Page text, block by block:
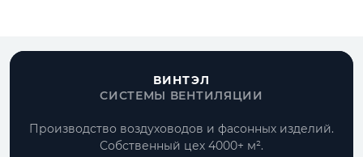
ВИНТЭЛ
СИСТЕМЫ ВЕНТИЛЯЦИИ
Производство воздуховодов и фасонных изделий.
Собственный цех 4000+ м².